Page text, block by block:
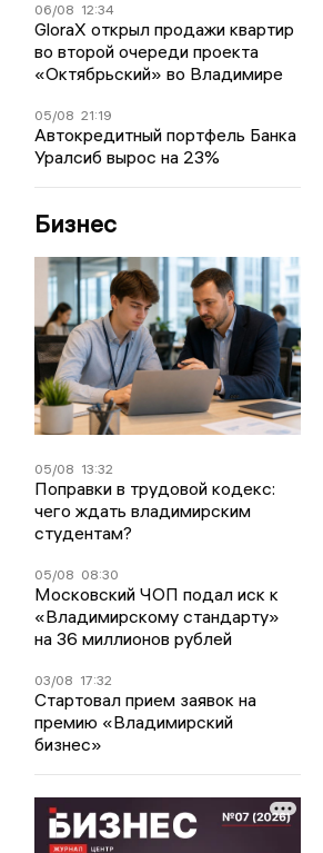
06/08 12:34
GloraX открыл продажи квартир
во второй очереди проекта
«Октябрьский» во Владимире
05/08 21:19
Автокредитный портфель Банка
Уралсиб вырос на 23%
Бизнес
05/08 13:32
Поправки в трудовой кодекс:
чего ждать владимирским
студентам?
05/08 08:30
Московский ЧОП подал иск к
«Владимирскому стандарту»
на 36 миллионов рублей
03/08 17:32
Стартовал прием заявок на
премию «Владимирский
бизнес»